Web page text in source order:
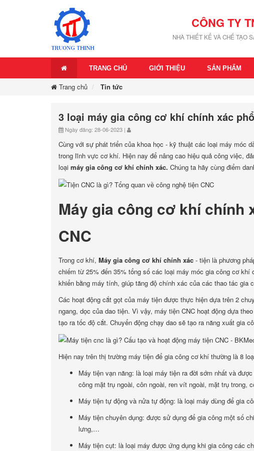
CÔNG TY
NHÀ THIẾT KẾ VÀ CHẾ TẠO
TRANG CHỦ GIỚI THIỆU SẢN PHẨM
Trang chủ Tin tức
3 loại máy gia công cơ khí chính xác
Ngày đăng: 28-06-2023 |
Cùng với sự phát triển của khoa học - kỹ thuật các loại máy móc
trong lĩnh vực cơ khí. Hiện nay để nâng cao hiệu quả công việc,
loại máy gia công cơ khí chính xác. Chúng ta hãy cùng điểm
Máy gia công cơ khí chính
CNC
Trong cơ khí, Máy gia công cơ khí chính xác - tiện là phương
chiếm từ 25% đến 35% tổng số các loại máy móc gia công cơ
khiển bằng máy tính, giúp tăng độ chính xác của các thao tác gia
Các hoạt động cắt gọt của máy tiện được thực hiện dựa trên 2
ngang, dọc của dao tiện. Vì vậy, máy tiện CNC hoạt động dựa
tạo ra tốc độ cắt. Chuyển động chạy dao sẽ tạo ra năng xuất gia
Hiện nay trên thị trường máy tiện để gia công cơ khí thường là 8
Máy tiện vạn năng: là loại máy tiện ra đời sớm nhất và
công mặt trụ ngoài, côn ngoài, ren vít ngoài, mặt trụ trong,
Máy tiện tự động và nửa tự động: là loại máy dùng để gia
Máy tiện chuyên dụng: được sử dụng để gia công một số
lưng,…
Máy tiện cụt: là loại máy được ứng dụng khi gia công các